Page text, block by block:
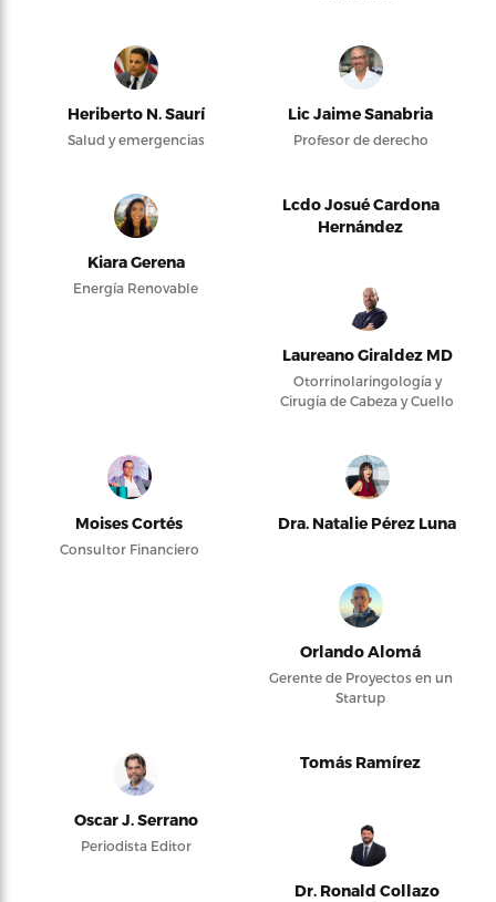
Heriberto N. Saurí
Salud y emergencias
Lic Jaime Sanabria
Profesor de derecho
Kiara Gerena
Energía Renovable
Lcdo Josué Cardona
Hernández
Laureano Giraldez MD
Otorrinolaringología y
Cirugía de Cabeza y Cuello
Moises Cortés
Consultor Financiero
Dra. Natalie Pérez Luna
Orlando Alomá
Gerente de Proyectos en un
Startup
Oscar J. Serrano
Periodista Editor
Tomás Ramírez
Dr. Ronald Collazo